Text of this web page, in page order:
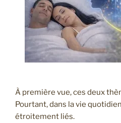
À première vue, ces deux
Pourtant, dans la vie
étroitement liés.